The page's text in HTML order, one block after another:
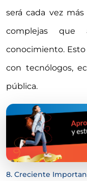
será cada vez
complejas que
conocimiento.
con tecnólogos,
pública.
8. Creciente